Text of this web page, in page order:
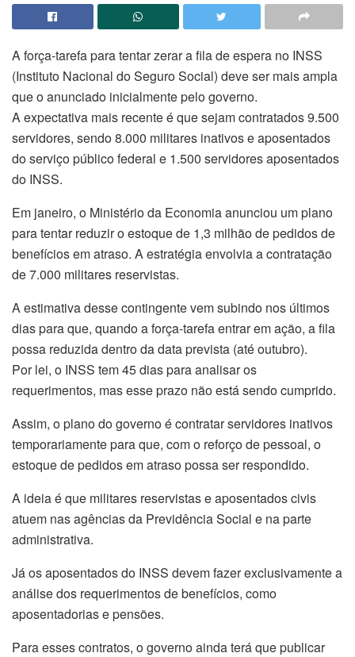
A força-tarefa para tentar zerar a fila de espera no INSS
(Instituto Nacional do Seguro Social) deve ser mais ampla
que o anunciado inicialmente pelo governo.
A expectativa mais recente é que sejam contratados 9.500
servidores, sendo 8.000 militares inativos e aposentados
do serviço público federal e 1.500 servidores aposentados
do INSS.
Em janeiro, o Ministério da Economia anunciou um plano
para tentar reduzir o estoque de 1,3 milhão de pedidos de
benefícios em atraso. A estratégia envolvia a contratação
de 7.000 militares reservistas.
A estimativa desse contingente vem subindo nos últimos
dias para que, quando a força-tarefa entrar em ação, a fila
possa reduzida dentro da data prevista (até outubro).
Por lei, o INSS tem 45 dias para analisar os
requerimentos, mas esse prazo não está sendo cumprido.
Assim, o plano do governo é contratar servidores inativos
temporariamente para que, com o reforço de pessoal, o
estoque de pedidos em atraso possa ser respondido.
A ideia é que militares reservistas e aposentados civis
atuem nas agências da Previdência Social e na parte
administrativa.
Já os aposentados do INSS devem fazer exclusivamente a
análise dos requerimentos de benefícios, como
aposentadorias e pensões.
Para esses contratos, o governo ainda terá que publicar